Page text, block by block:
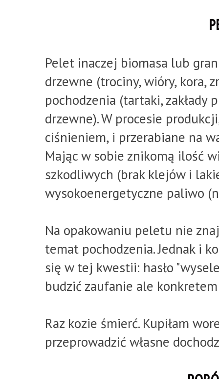
Pelet inaczej biomasa lub
drzewne (trociny, wióry, kora,
pochodzenia (tartaki, zakłady
drzewne). W procesie
ciśnieniem, i przerabiane na
Mając w sobie znikomą ilość
szkodliwych (brak klejów i
wysokoenergetyczne paliwo
Na opakowaniu peletu nie
temat pochodzenia. Jednak i
się w tej kwestii: hasło
budzić zaufanie ale
Raz kozie śmierć. Kupiłam
przeprowadzić własne